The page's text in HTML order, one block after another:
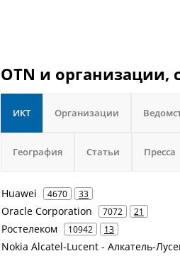
OTN и организации,
ИКТ Организации
География Статьи Пресса
Huawei 4670 33
Oracle Corporation 7072 21
Ростелеком 10942 13
Nokia Alcatel-Lucent - Алкатель-